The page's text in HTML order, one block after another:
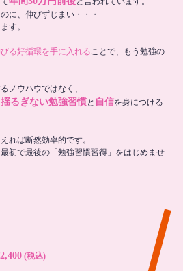
に、伸びずじまい・・・
す。
る好循環を手に入れることで、もう勉強の
ノウハウではなく、
揺るぎない勉強習慣と 自信を身につける
れば断然効率的です。
初で最後の「勉強習慣習得」をはじめませ
(税込)